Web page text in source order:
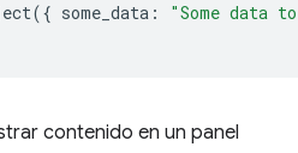
({ some_data :
"Some data
contenido en un panel